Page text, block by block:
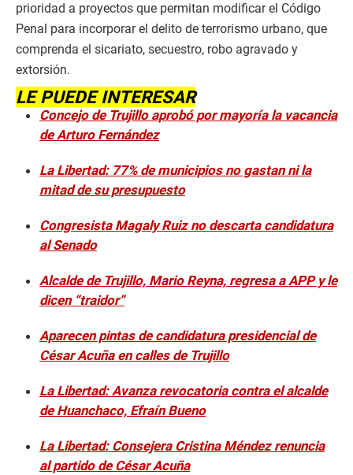
prioridad a proyectos que permitan modificar el Código
Penal para incorporar el delito de terrorismo urbano, que
comprenda el sicariato, secuestro, robo agravado y
extorsión.
LE PUEDE INTERESAR
Concejo de Trujillo aprobó por mayoría la vacancia
de Arturo Fernández
La Libertad: 77% de municipios no gastan ni la
mitad de su presupuesto
Congresista Magaly Ruiz no descarta candidatura
al Senado
Alcalde de Trujillo, Mario Reyna, regresa a APP y le
dicen “traidor”
Aparecen pintas de candidatura presidencial de
César Acuña en calles de Trujillo
La Libertad: Avanza revocatoria contra el alcalde
de Huanchaco, Efraín Bueno
La Libertad: Consejera Cristina Méndez renuncia
al partido de César Acuña